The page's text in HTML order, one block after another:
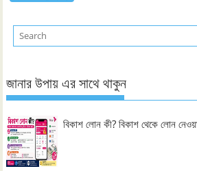
জানার উপায় এর সাথে থাকুন
বিকাশ লোন কী? বিকাশ থেকে লোন